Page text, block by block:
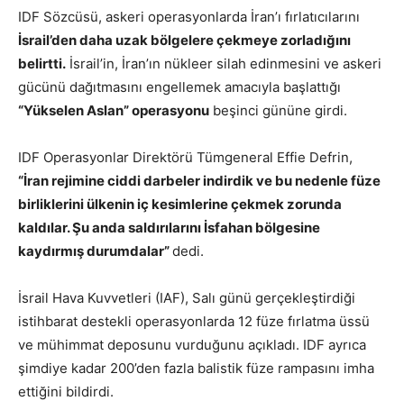
IDF Sözcüsü, askeri operasyonlarda İran’ı fırlatıcılarını
İsrail’den daha uzak bölgelere çekmeye zorladığını
belirtti. İsrail’in, İran’ın nükleer silah edinmesini ve askeri
gücünü dağıtmasını engellemek amacıyla başlattığı
“Yükselen Aslan” operasyonu beşinci gününe girdi.
IDF Operasyonlar Direktörü Tümgeneral Effie Defrin,
“İran rejimine ciddi darbeler indirdik ve bu nedenle füze
birliklerini ülkenin iç kesimlerine çekmek zorunda
kaldılar. Şu anda saldırılarını İsfahan bölgesine
kaydırmış durumdalar”dedi.
İsrail Hava Kuvvetleri (IAF), Salı günü gerçekleştirdiği
istihbarat destekli operasyonlarda 12 füze fırlatma üssü
ve mühimmat deposunu vurduğunu açıkladı. IDF ayrıca
şimdiye kadar 200’den fazla balistik füze rampasını imha
ettiğini bildirdi.